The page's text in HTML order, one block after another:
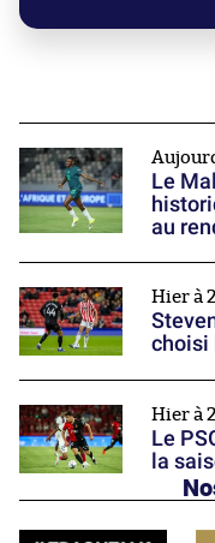
Le
au
Hier à
choisi
Hier à
Le
la